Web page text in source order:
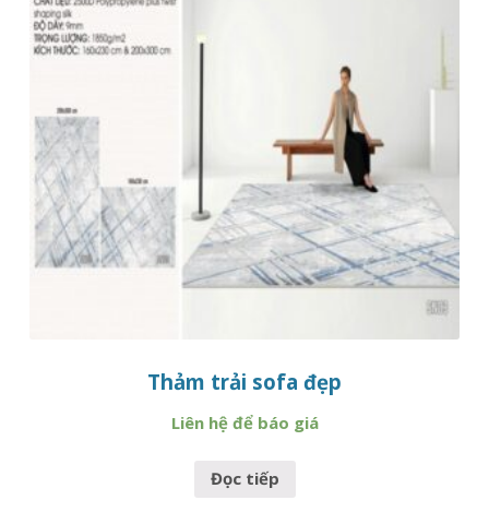
Thảm trải sofa đẹp
Liên hệ để báo giá
Đọc tiếp